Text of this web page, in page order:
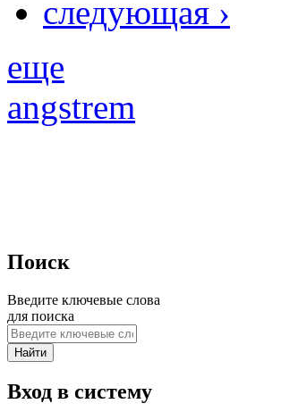
следующая ›
еще
angstrem
Поиск
Введите ключевые слова
для поиска
Вход в систему